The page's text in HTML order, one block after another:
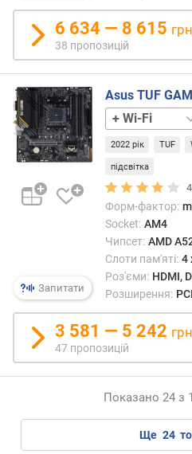
н
о
г
о
н
а
к
о
п
и
у
в
Г
Б
)
с
л
6 634 — 8 615
38 пропозицій
Запитати
Asus TUF
без
Wi-
Fi2022 рік TUF
підсвітка
Форм-фактор:
Socket: AM4
Чипсет: AMD
Слоти пам'яті: 4
Роз'єми: HDMI,
Розширення:
3 581 — 5 242
47 пропозицій
Показано 24 з
ще 24